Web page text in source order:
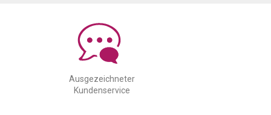
Ausgezeichneter
Kundenservice